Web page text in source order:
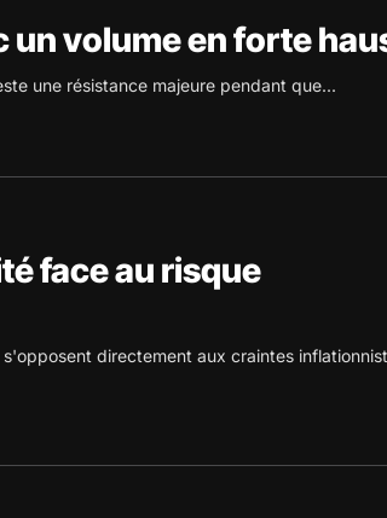
un volume en forte
une résistance majeure pendant que...
face au risque
directement aux craintes